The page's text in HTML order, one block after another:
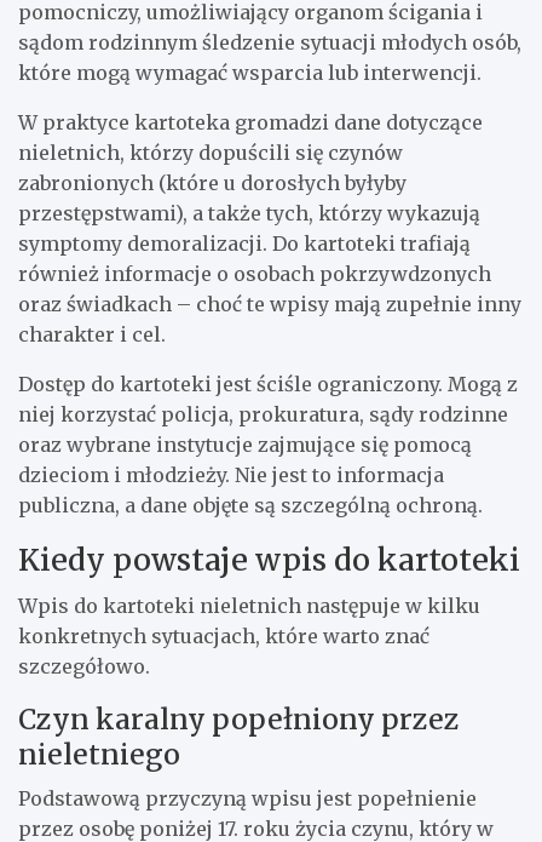
pomocniczy, umożliwiający organom ścigania i
sądom rodzinnym śledzenie sytuacji młodych osób,
które mogą wymagać wsparcia lub interwencji.
W praktyce kartoteka gromadzi dane dotyczące
nieletnich, którzy dopuścili się czynów
zabronionych (które u dorosłych byłyby
przestępstwami), a także tych, którzy wykazują
symptomy demoralizacji. Do kartoteki trafiają
również informacje o osobach pokrzywdzonych
oraz świadkach – choć te wpisy mają zupełnie inny
charakter i cel.
Dostęp do kartoteki jest ściśle ograniczony. Mogą z
niej korzystać policja, prokuratura, sądy rodzinne
oraz wybrane instytucje zajmujące się pomocą
dzieciom i młodzieży. Nie jest to informacja
publiczna, a dane objęte są szczególną ochroną.
Kiedy powstaje wpis do kartoteki
Wpis do kartoteki nieletnich następuje w kilku
konkretnych sytuacjach, które warto znać
szczegółowo.
Czyn karalny popełniony przez
nieletniego
Podstawową przyczyną wpisu jest popełnienie
przez osobę poniżej 17. roku życia czynu, który w